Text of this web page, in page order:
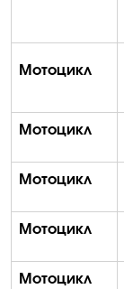
Мотоцикл
Мотоцикл
Мотоцикл
Мотоцикл
Мотоцикл